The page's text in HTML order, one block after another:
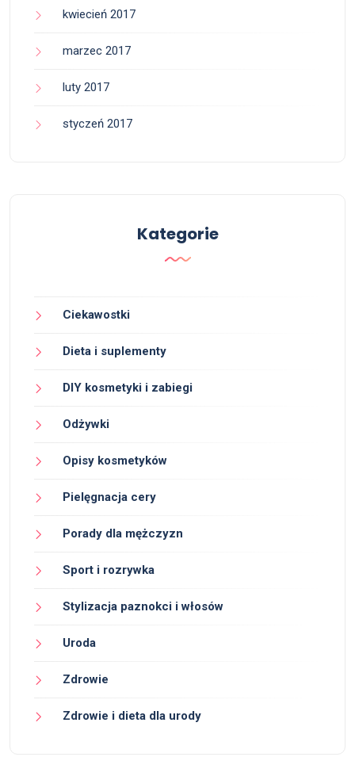
kwiecień 2017
marzec 2017
luty 2017
styczeń 2017
Kategorie
Ciekawostki
Dieta i suplementy
DIY kosmetyki i zabiegi
Odżywki
Opisy kosmetyków
Pielęgnacja cery
Porady dla mężczyzn
Sport i rozrywka
Stylizacja paznokci i włosów
Uroda
Zdrowie
Zdrowie i dieta dla urody